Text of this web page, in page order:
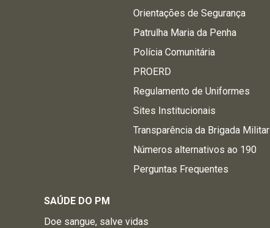
Orientações de Segurança
Patrulha Maria da Penha
Polícia Comunitária
PROERD
Regulamento de Uniformes
Sites Institucionais
Transparência da Brigada Militar
Números alternativos ao 190
Perguntas Frequentes
SAÚDE DO PM
Doe sangue, salve vidas